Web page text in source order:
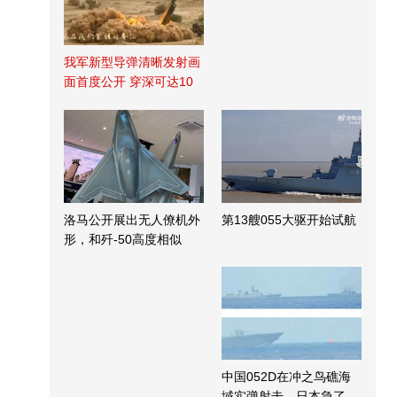
我军新型导弹清晰发射画
面首度公开 穿深可达10
洛马公开展出无人僚机外
形，和歼-50高度相似
第13艘055大驱开始试航
中国052D在冲之鸟礁海